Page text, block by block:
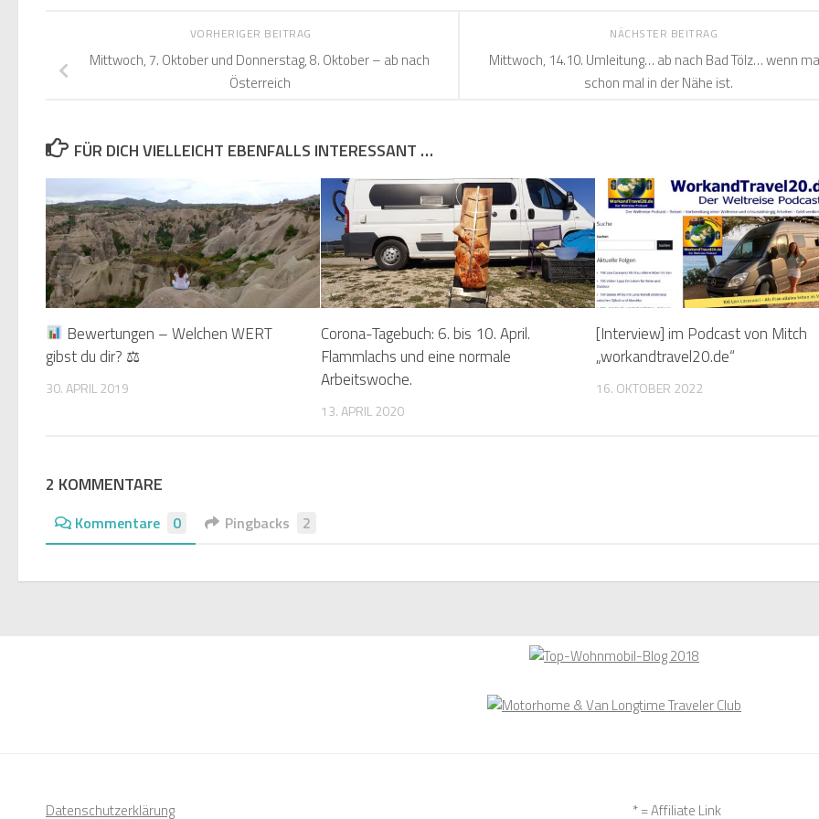
NÄCHSTER BEITRAG
Mittwoch, 14.10. Umleitung… ab nach Bad Tölz… wenn
schon mal in der Nähe ist.
VORHERIGER BEITRAG
Mittwoch, 7. Oktober und Donnerstag, 8. Oktober – ab nach
Österreich
FÜR DICH VIELLEICHT EBENFALLS INTERESSANT …
Bewertungen – Welchen WERT
gibst du dir? ⚖
30. APRIL 2019
Corona-Tagebuch: 6. bis 10. April.
Flammlachs und eine normale
Arbeitswoche.
13. APRIL 2020
[Interview] im Podcast von Mitch
„workandtravel20.de“
16. OKTOBER 2022
2 KOMMENTARE
Kommentare 0 Pingbacks 2
Datenschutzerklärung * = Affiliate Link